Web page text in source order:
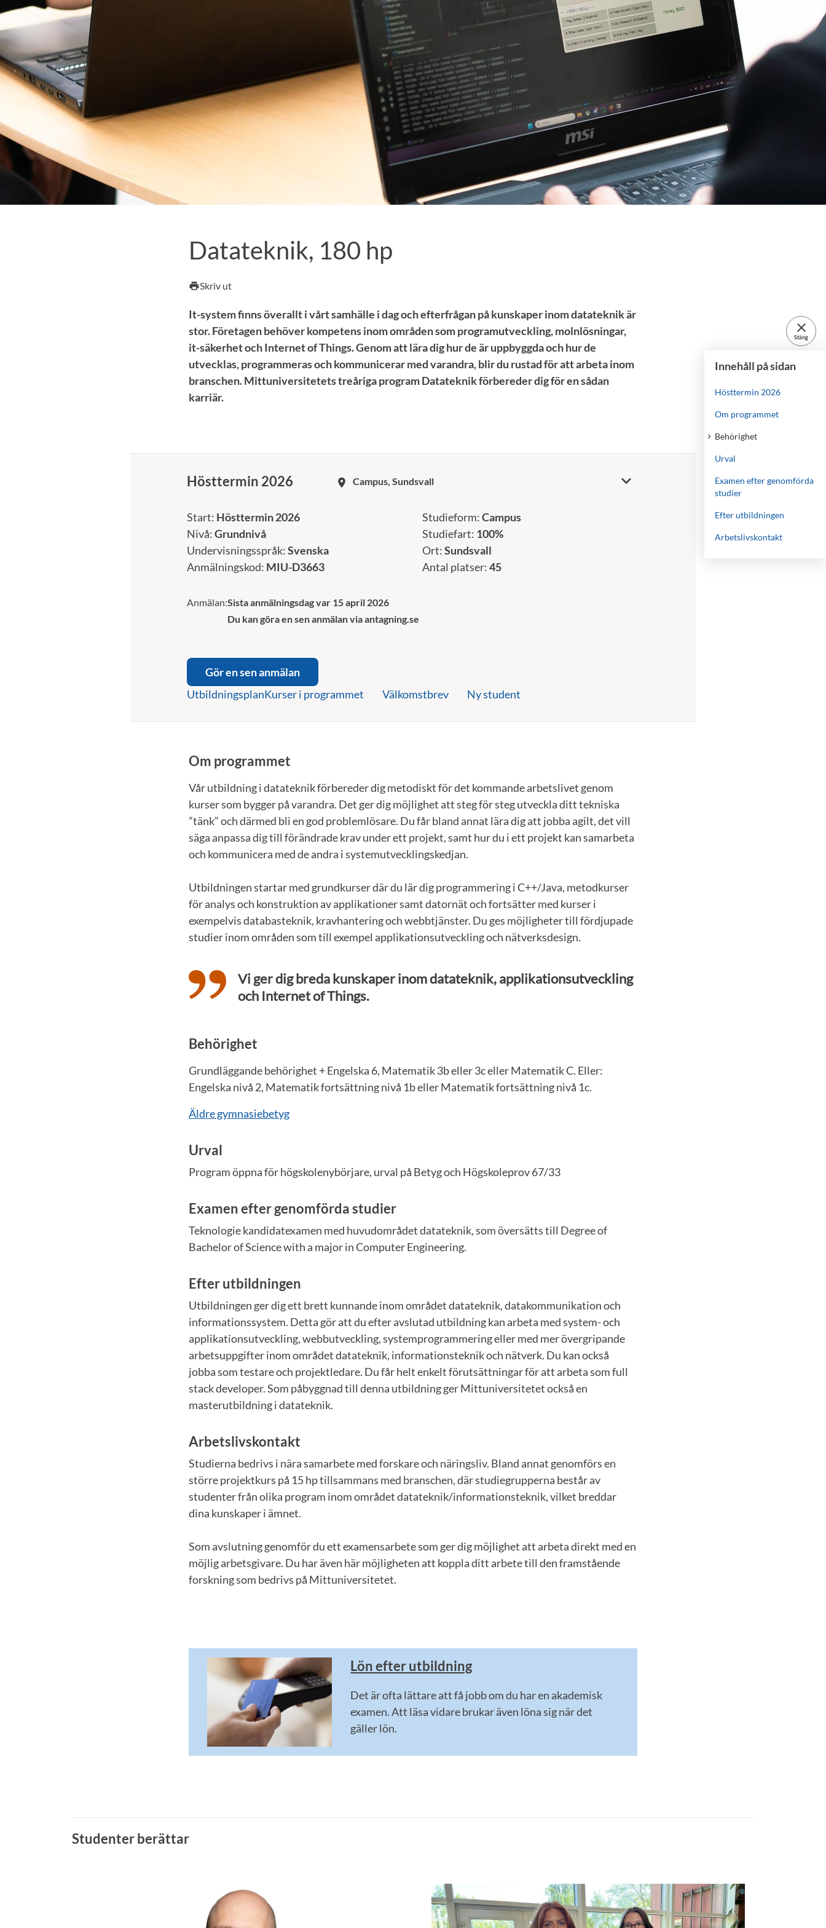
Datateknik, 180 hp
printSkriv ut
close
Stäng
Innehåll på sidan
Hösttermin 2026
Om programmet
Behörighet
Urval
Examen efter genomförda
studier
Efter utbildningen
Arbetslivskontakt
It-system finns överallt i vårt samhälle i dag och efterfrågan på kunskaper inom datateknik är
stor. Företagen behöver kompetens inom områden som programutveckling, molnlösningar,
it-säkerhet och Internet of Things. Genom att lära dig hur de är uppbyggda och hur de
utvecklas, programmeras och kommunicerar med varandra, blir du rustad för att arbeta inom
branschen. Mittuniversitetets treåriga program Datateknik förbereder dig för en sådan
karriär.
Hösttermin 2026 room Campus, Sundsvall
Start: Hösttermin 2026
Nivå:Grundnivå
Undervisningsspråk:Svenska
Anmälningskod: MIU-D3663
Studieform:Campus
Studiefart: 100%
Ort:Sundsvall
Antal platser:45
Anmälan:Sista anmälningsdag var 15 april 2026
Du kan göra en sen anmälan via antagning.se
Gör en sen anmälan
UtbildningsplanKurser i programmet Välkomstbrev Ny student
Om programmet
Vår utbildning i datateknik förbereder dig metodiskt för det kommande arbetslivet genom
kurser som bygger på varandra. Det ger dig möjlighet att steg för steg utveckla ditt tekniska
”tänk” och därmed bli en god problemlösare. Du får bland annat lära dig att jobba agilt, det vill
säga anpassa dig till förändrade krav under ett projekt, samt hur du i ett projekt kan samarbeta
och kommunicera med de andra i systemutvecklingskedjan.
Utbildningen startar med grundkurser där du lär dig programmering i C++/Java, metodkurser
för analys och konstruktion av applikationer samt datornät och fortsätter med kurser i
exempelvis databasteknik, kravhantering och webbtjänster. Du ges möjligheter till fördjupade
studier inom områden som till exempel applikationsutveckling och nätverksdesign.
Vi ger dig breda kunskaper inom datateknik, applikationsutveckling
och Internet of Things.
Behörighet
Grundläggande behörighet + Engelska 6, Matematik 3b eller 3c eller Matematik C. Eller:
Engelska nivå 2, Matematik fortsättning nivå 1b eller Matematik fortsättning nivå 1c.
Äldre gymnasiebetyg
Urval
Program öppna för högskolenybörjare, urval på Betyg och Högskoleprov 67/33
Examen efter genomförda studier
Teknologie kandidatexamen med huvudområdet datateknik, som översätts till Degree of
Bachelor of Science with a major in Computer Engineering.
Efter utbildningen
Utbildningen ger dig ett brett kunnande inom området datateknik, datakommunikation och
informationssystem. Detta gör att du efter avslutad utbildning kan arbeta med system- och
applikationsutveckling, webbutveckling, systemprogrammering eller med mer övergripande
arbetsuppgifter inom området datateknik, informationsteknik och nätverk. Du kan också
jobba som testare och projektledare. Du får helt enkelt förutsättningar för att arbeta som full
stack developer. Som påbyggnad till denna utbildning ger Mittuniversitetet också en
masterutbildning i datateknik.
Arbetslivskontakt
Studierna bedrivs i nära samarbete med forskare och näringsliv. Bland annat genomförs en
större projektkurs på 15 hp tillsammans med branschen, där studiegrupperna består av
studenter från olika program inom området datateknik/informationsteknik, vilket breddar
dina kunskaper i ämnet.
Som avslutning genomför du ett examensarbete som ger dig möjlighet att arbeta direkt med en
möjlig arbetsgivare. Du har även här möjligheten att koppla ditt arbete till den framstående
forskning som bedrivs på Mittuniversitetet.
Lön efter utbildning
Det är ofta lättare att få jobb om du har en akademisk
examen. Att läsa vidare brukar även löna sig när det
gäller lön.
Studenter berättar